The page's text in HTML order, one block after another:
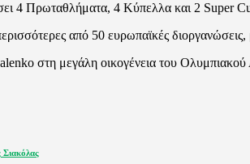
4 Πρωταθλήματα, 4 Κύπελλα και 2 Super
από 50 ευρωπαϊκές
στη μεγάλη οικογένεια του Ολυμπιακού
Σιακόλας